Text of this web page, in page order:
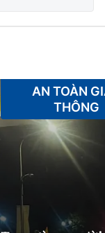
AN TOÀN
THÔNG